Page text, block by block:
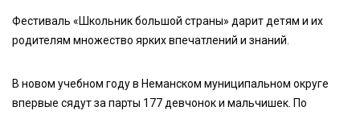
Фестиваль «Школьник большой страны» дарит детям и их
родителям множество ярких впечатлений и знаний.
В новом учебном году в Неманском муниципальном округе
впервые сядут за парты 177 девчонок и мальчишек. По